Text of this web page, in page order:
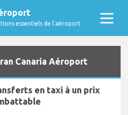
essentiels de l’aéroport
Canaria Aéroport
en taxi à un prix